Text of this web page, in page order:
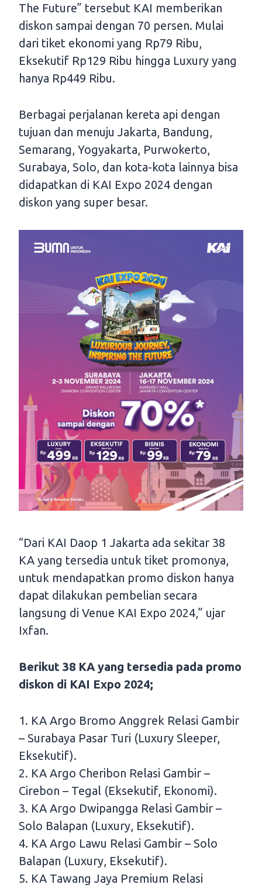
The Future” tersebut KAI memberikan
diskon sampai dengan 70 persen. Mulai
dari tiket ekonomi yang Rp79 Ribu,
Eksekutif Rp129 Ribu hingga Luxury yang
hanya Rp449 Ribu.
Berbagai perjalanan kereta api dengan
tujuan dan menuju Jakarta, Bandung,
Semarang, Yogyakarta, Purwokerto,
Surabaya, Solo, dan kota-kota lainnya bisa
didapatkan di KAI Expo 2024 dengan
diskon yang super besar.
“Dari KAI Daop 1 Jakarta ada sekitar 38
KA yang tersedia untuk tiket promonya,
untuk mendapatkan promo diskon hanya
dapat dilakukan pembelian secara
langsung di Venue KAI Expo 2024,” ujar
Ixfan.
Berikut 38 KA yang tersedia pada promo
diskon di KAI Expo 2024;
1. KA Argo Bromo Anggrek Relasi Gambir
– Surabaya Pasar Turi (Luxury Sleeper,
Eksekutif).
2. KA Argo Cheribon Relasi Gambir –
Cirebon – Tegal (Eksekutif, Ekonomi).
3. KA Argo Dwipangga Relasi Gambir –
Solo Balapan (Luxury, Eksekutif).
4. KA Argo Lawu Relasi Gambir – Solo
Balapan (Luxury, Eksekutif).
5. KA Tawang Jaya Premium Relasi